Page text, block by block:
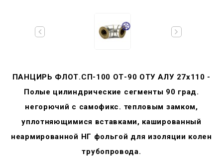
ПАНЦИРЬ ФЛОТ.СП-100 ОТ-90 ОТУ АЛУ 27x110 -
Полые цилиндрические сегменты 90 град.
негорючий c самофикс. тепловым замком,
уплотняющимися вставками, кашированный
неармированной НГ фольгой для изоляции колен
трубопровода.